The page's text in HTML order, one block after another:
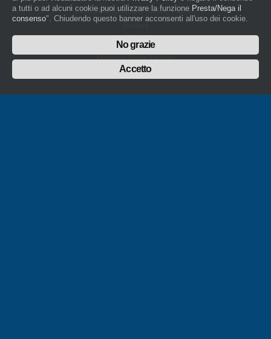
Direttore Responsabile: Amleto Impaloni
Privacy
Cookie
Whistleblowing
Manuale d'uso del logo
Policy sulla Parità di genere
a tutti o ad alcuni cookie puoi utilizzare la funzione Presta/Nega il
consenso". Chiudendo questo banner acconsenti all'uso dei cookie.
No grazie
Accetto